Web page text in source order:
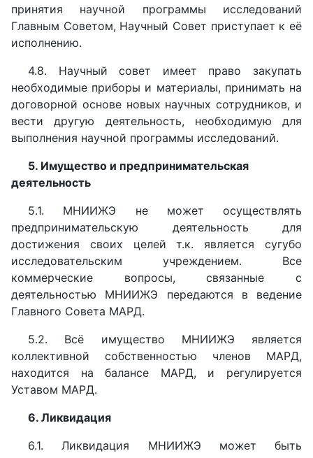
принятия научной программы исследований
Главным Советом, Научный Совет приступает к её
исполнению.
4.8. Научный совет имеет право закупать
необходимые приборы и материалы, принимать на
договорной основе новых научных сотрудников, и
вести другую деятельность, необходимую для
выполнения научной программы исследований.
5. Имущество и предпринимательская
деятельность
5.1. МНИИЖЭ не может осуществлять
предпринимательскую деятельность для
достижения своих целей т.к. является сугубо
исследовательским учреждением. Все
коммерческие вопросы, связанные с
деятельностью МНИИЖЭ передаются в ведение
Главного Совета МАРД.
5.2. Всё имущество МНИИЖЭ является
коллективной собственностью членов МАРД,
находится на балансе МАРД, и регулируется
Уставом МАРД.
6. Ликвидация
6.1. Ликвидация МНИИЖЭ может быть